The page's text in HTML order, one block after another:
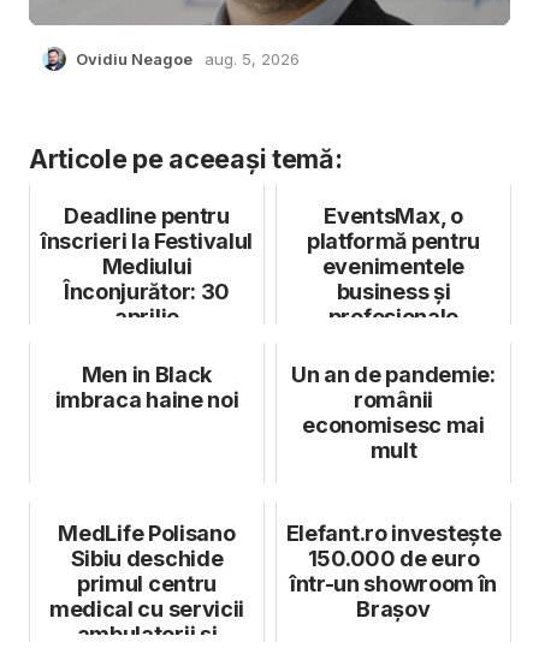
Ovidiu Neagoe aug. 5, 2026
Articole pe aceeași temă:
Deadline pentru
înscrieri la Festivalul
Mediului
Înconjurător: 30
aprilie
EventsMax, o
platformă pentru
evenimentele
business și
profesionale
Men in Black
imbraca haine noi
Un an de pandemie:
românii
economisesc mai
mult
MedLife Polisano
Sibiu deschide
primul centru
medical cu servicii
ambulatorii și
Elefant.ro investește
150.000 de euro
într-un showroom în
Brașov